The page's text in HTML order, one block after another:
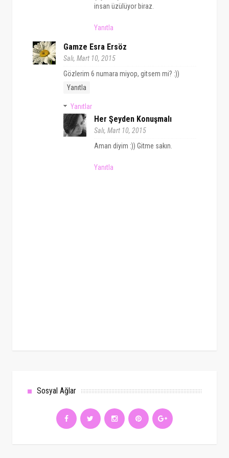
insan üzülüyor biraz.
Yanıtla
Gamze Esra Ersöz
Salı, Mart 10, 2015
Gözlerim 6 numara miyop, gitsem mi? :))
Yanıtla
Yanıtlar
Her Şeyden Konuşmalı
Salı, Mart 10, 2015
Aman diyim :)) Gitme sakın.
Yanıtla
Sosyal Ağlar